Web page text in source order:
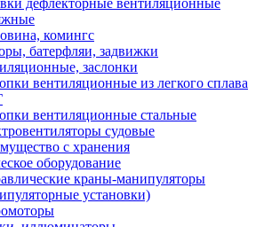
комингс
батерфляи, задвижки
заслонки
вентиляционные из легкого сплава
вентиляционные стальные
судовые
с хранения
оборудование
краны-манипуляторы
установки)